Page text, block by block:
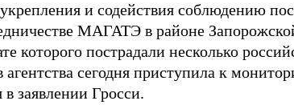
и содействия соблюдению
МАГАТЭ в районе
которого пострадали несколько
агентства сегодня приступила к
в заявлении Гросси.